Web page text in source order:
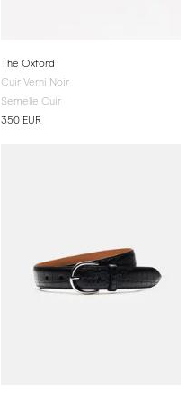
The Oxford
Cuir Verni Noir
Semelle Cuir
350 EUR